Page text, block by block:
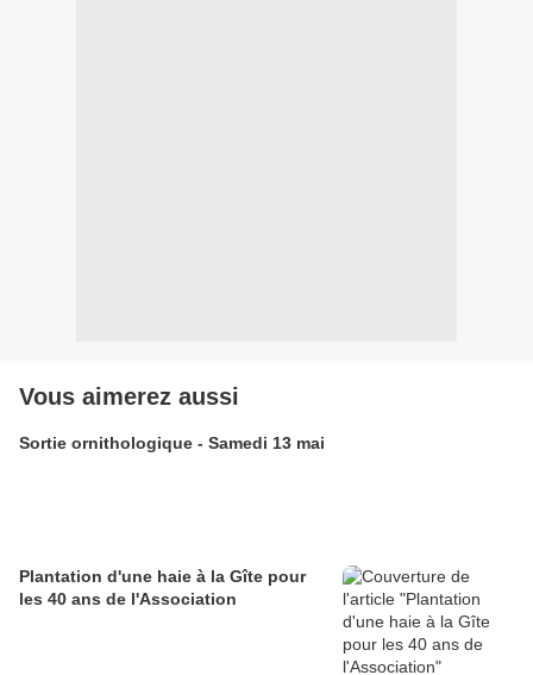
Vous aimerez aussi
Sortie ornithologique - Samedi 13 mai
Plantation d'une haie à la Gîte pour
les 40 ans de l'Association